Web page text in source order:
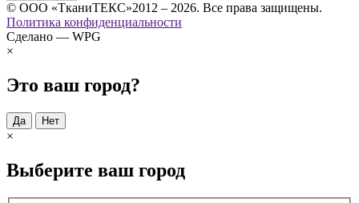
© ООО «ТканиТЕКС»2012 – 2026. Все права защищены.
Политика конфиденциальности
Сделано — WPG
×
Это ваш город?
Да Нет
×
Выберите ваш город